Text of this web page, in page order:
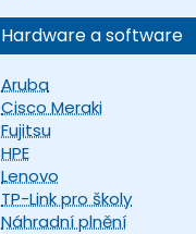
Hardware a software
Aruba
Cisco Meraki
Fujitsu
HPE
Lenovo
TP-Link pro školy
Náhradní plnění